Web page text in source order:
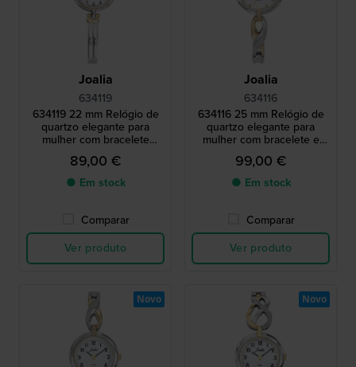
Joalia
634119
634119 22 mm Relógio de
quartzo elegante para
mulher com bracelete
pulseira
89,00 €
● Em stock
Comparar
Ver produto
Joalia
634116
634116 25 mm Relógio de
quartzo elegante para
mulher com bracelete e
cristais
99,00 €
● Em stock
Comparar
Ver produto
Novo Novo